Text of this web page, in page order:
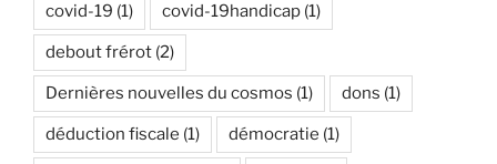
covid-19 (1) covid-19handicap (1)
debout frérot (2)
Dernières nouvelles du cosmos (1) dons (1)
déduction fiscale (1) démocratie (1)